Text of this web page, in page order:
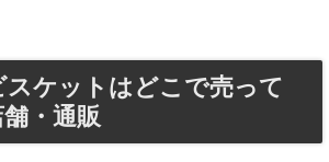
ケットはどこで売って
・通販